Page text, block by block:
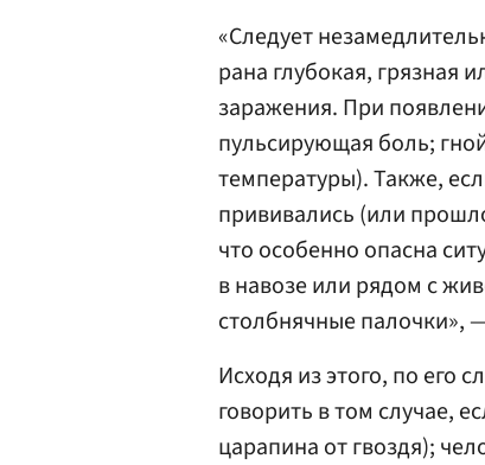
«Следует
рана глубокая, грязная
заражения. При
пульсирующая боль;
температуры). Также,
прививались (или
что особенно опасна
в навозе или рядом с
столбнячные палочки»,
Исходя из этого, по его
говорить в том случае,
царапина от гвоздя);